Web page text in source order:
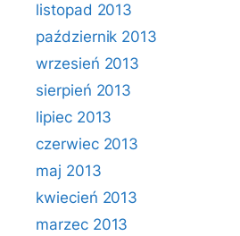
listopad 2013
październik 2013
wrzesień 2013
sierpień 2013
lipiec 2013
czerwiec 2013
maj 2013
kwiecień 2013
marzec 2013